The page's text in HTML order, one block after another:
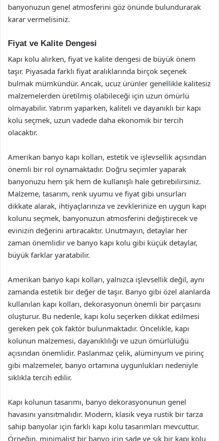
banyonuzun genel atmosferini göz önünde bulundurarak
karar vermelisiniz.
Fiyat ve Kalite Dengesi
Kapı kolu alırken, fiyat ve kalite dengesi de büyük önem
taşır. Piyasada farklı fiyat aralıklarında birçok seçenek
bulmak mümkündür. Ancak, ucuz ürünler genellikle kalitesiz
malzemelerden üretilmiş olabileceği için uzun ömürlü
olmayabilir. Yatırım yaparken, kaliteli ve dayanıklı bir kapı
kolu seçmek, uzun vadede daha ekonomik bir tercih
olacaktır.
Amerikan banyo kapı kolları, estetik ve işlevsellik açısından
önemli bir rol oynamaktadır. Doğru seçimler yaparak
banyonuzu hem şık hem de kullanışlı hale getirebilirsiniz.
Malzeme, tasarım, renk uyumu ve fiyat gibi unsurları
dikkate alarak, ihtiyaçlarınıza ve zevklerinize en uygun kapı
kolunu seçmek, banyonuzun atmosferini değiştirecek ve
evinizin değerini artıracaktır. Unutmayın, detaylar her
zaman önemlidir ve banyo kapı kolu gibi küçük detaylar,
büyük farklar yaratabilir.
Amerikan banyo kapı kolları, yalnızca işlevsellik değil, aynı
zamanda estetik bir değer de taşır. Banyo gibi özel alanlarda
kullanılan kapı kolları, dekorasyonun önemli bir parçasını
oluşturur. Bu nedenle, kapı kolu seçerken dikkat edilmesi
gereken pek çok faktör bulunmaktadır. Öncelikle, kapı
kolunun malzemesi, dayanıklılığı ve uzun ömürlülüğü
açısından önemlidir. Paslanmaz çelik, alüminyum ve pirinç
gibi malzemeler, banyo ortamına uygunlukları nedeniyle
sıklıkla tercih edilir.
Kapı kolunun tasarımı, banyo dekorasyonunun genel
havasını yansıtmalıdır. Modern, klasik veya rustik bir tarza
sahip banyolar için farklı kapı kolu tasarımları mevcuttur.
Örneğin, minimalist bir banyo için sade ve şık bir kapı kolu